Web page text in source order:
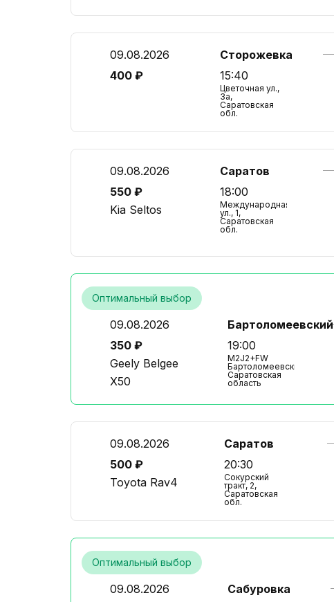
09.08.2026
400 ₽
Сторожевка
15:40
Цветочная ул.,
3а,
Саратовская
обл.
09.08.2026
550 ₽
Kia Seltos
Саратов
18:00
Международная
ул., 1,
Саратовская
обл.
Оптимальный выбор
09.08.2026
350 ₽
Geely Belgee
X50
Бартоломеевский
19:00
M2J2+FW
Бартоломеевский,
Саратовская
область
09.08.2026
500 ₽
Toyota Rav4
Саратов
20:30
Сокурский
тракт, 2,
Саратовская
обл.
Оптимальный выбор
09.08.2026
Сабуровка